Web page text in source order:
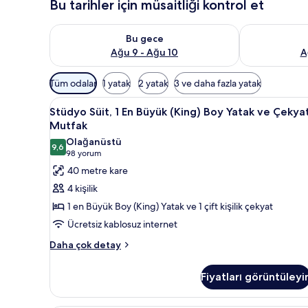
Bu tarihler için müsaitliği kontrol et
Bu gece
Ağu 9 - Ağu 10
Bu gece için müsaitliği kontrol et Ağu 9 - Ağu 10
Yarın için
Odalar
için
mevcut
filtreler
Tüm odalar 1 yatak 2 yatak 3 ve daha fazla yatak
Stüdyo
Süit,
1
En
Büyük
(King)
Boy
Yatak
ve
Çekyat,
tüm
Anti alerjik yatak takımı, odada
6
Stüdyo Süit, 1 En Büyük (King) Boy Yatak ve
Mutfak
9,69,6 / 10
Olağanüstü
98 yorum
(98
yorum)
40 metre kare
4 kişilik
1 en Büyük Boy (King) Yatak ve 1 çift kişilik çekyat
Ücretsiz kablosuz internet
Daha çok detay
Stüdyo
Büyük
Fiyatları